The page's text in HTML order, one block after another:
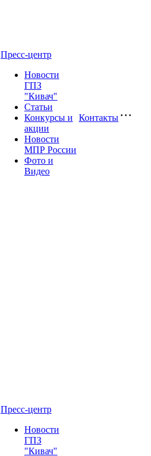
Пресс-центр
Новости
ГПЗ
"Кивач"
Статьи
Конкурсы и
акции
Новости
МПР России
Фото и
Видео
Контакты
Пресс-центр
Новости
ГПЗ
"Кивач"